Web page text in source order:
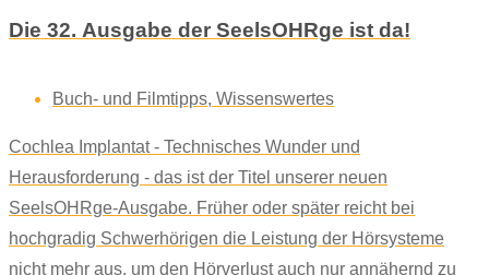
Die 32. Ausgabe der SeelsOHRge ist da!
Buch- und Filmtipps, Wissenswertes
Cochlea Implantat - Technisches Wunder und
Herausforderung - das ist der Titel unserer neuen
SeelsOHRge-Ausgabe. Früher oder später reicht bei
hochgradig Schwerhörigen die Leistung der Hörsysteme
nicht mehr aus, um den Hörverlust auch nur annähernd zu